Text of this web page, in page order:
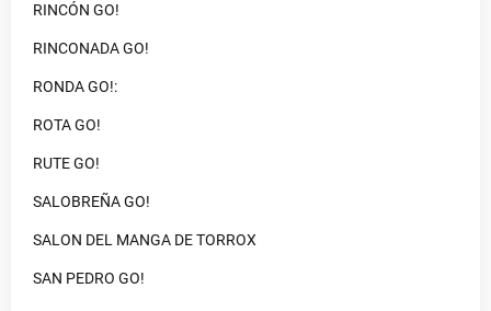
RINCÓN GO!
RINCONADA GO!
RONDA GO!:
ROTA GO!
RUTE GO!
SALOBREÑA GO!
SALON DEL MANGA DE TORROX
SAN PEDRO GO!